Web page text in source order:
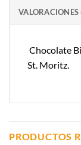
VALORACIONES
Chocolate
St. Moritz.
PRODUCTOS